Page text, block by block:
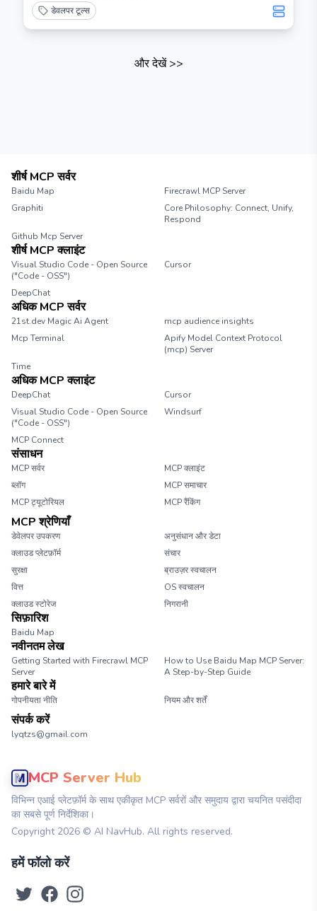
डेवलपर टूल्स
और देखें>>
शीर्ष MCP सर्वर
Baidu Map
Firecrawl MCP Server
Graphiti
Core Philosophy: Connect, Unify,
Respond
Github Mcp Server
शीर्ष MCP क्लाइंट
Visual Studio Code - Open Source
("Code - OSS")
Cursor
DeepChat
अधिक MCP सर्वर
21st.dev Magic Ai Agent
mcp audience insights
Mcp Terminal
Apify Model Context Protocol
(mcp) Server
Time
अधिक MCP क्लाइंट
DeepChat
Cursor
Visual Studio Code - Open Source
("Code - OSS")
Windsurf
MCP Connect
संसाधन
MCP सर्वर
MCP क्लाइंट
ब्लॉग
MCP समाचार
MCP ट्यूटोरियल
MCP रैंकिंग
MCP श्रेणियाँ
डेवेलपर उपकरण
अनुसंधान और डेटा
क्लाउड प्लेटफ़ॉर्म
संचार
सुरक्षा
ब्राउज़र स्वचालन
वित्त
OS स्वचालन
क्लाउड स्टोरेज
निगरानी
सिफ़ारिश
Baidu Map
नवीनतम लेख
Getting Started with Firecrawl MCP
Server
How to Use Baidu Map MCP Server:
A Step-by-Step Guide
हमारे बारे में
गोपनीयता नीति नियम और शर्तें
संपर्क करें
lyqtzs@gmail.com
MCP Server Hub
विभिन्न एआई प्लेटफ़ॉर्म के साथ एकीकृत MCP सर्वरों और समुदाय द्वारा चयनित पसंदीदा
का सबसे पूर्ण निर्देशिका।
Copyright 2026 © AI NavHub. All rights reserved.
हमें फॉलो करें